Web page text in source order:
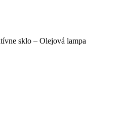
sklo – Olejová lampa